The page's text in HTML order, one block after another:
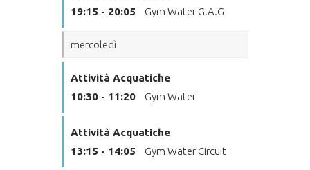
19:15 - 20:05
Gym Water G.A.G
mercoledì
Attività Acquatiche
10:30 - 11:20
Gym Water
Attività Acquatiche
13:15 - 14:05
Gym Water Circuit